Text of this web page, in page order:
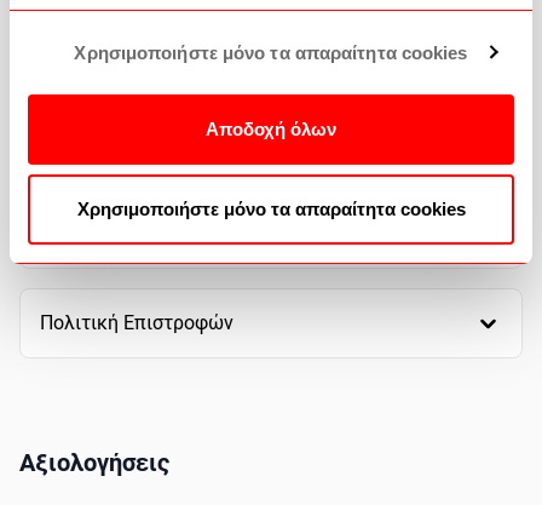
Χρησιμοποιήστε μόνο τα απαραίτητα cookies
Αποδοχή όλων
Χρησιμοποιήστε μόνο τα απαραίτητα cookies
Τρόποι πληρωμής
Πολιτική Επιστροφών
Αξιολογήσεις